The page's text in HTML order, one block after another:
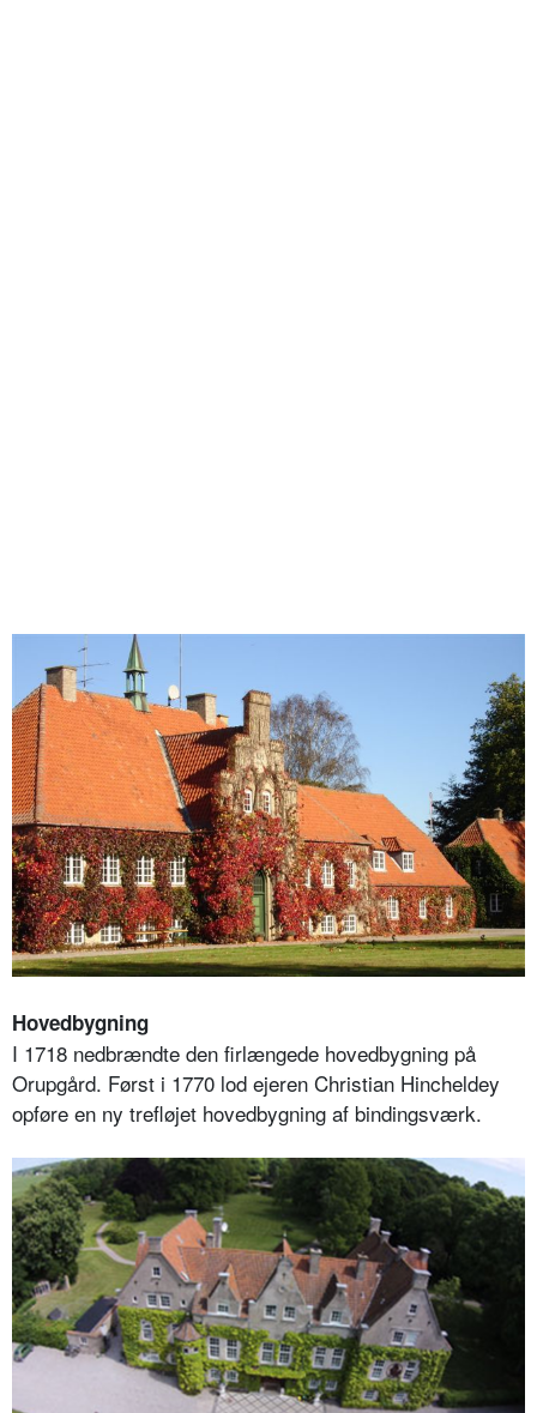
Hovedbygning
I 1718 nedbrændte den firlængede hovedbygning på
Orupgård. Først i 1770 lod ejeren Christian Hincheldey
opføre en ny trefløjet hovedbygning af bindingsværk.